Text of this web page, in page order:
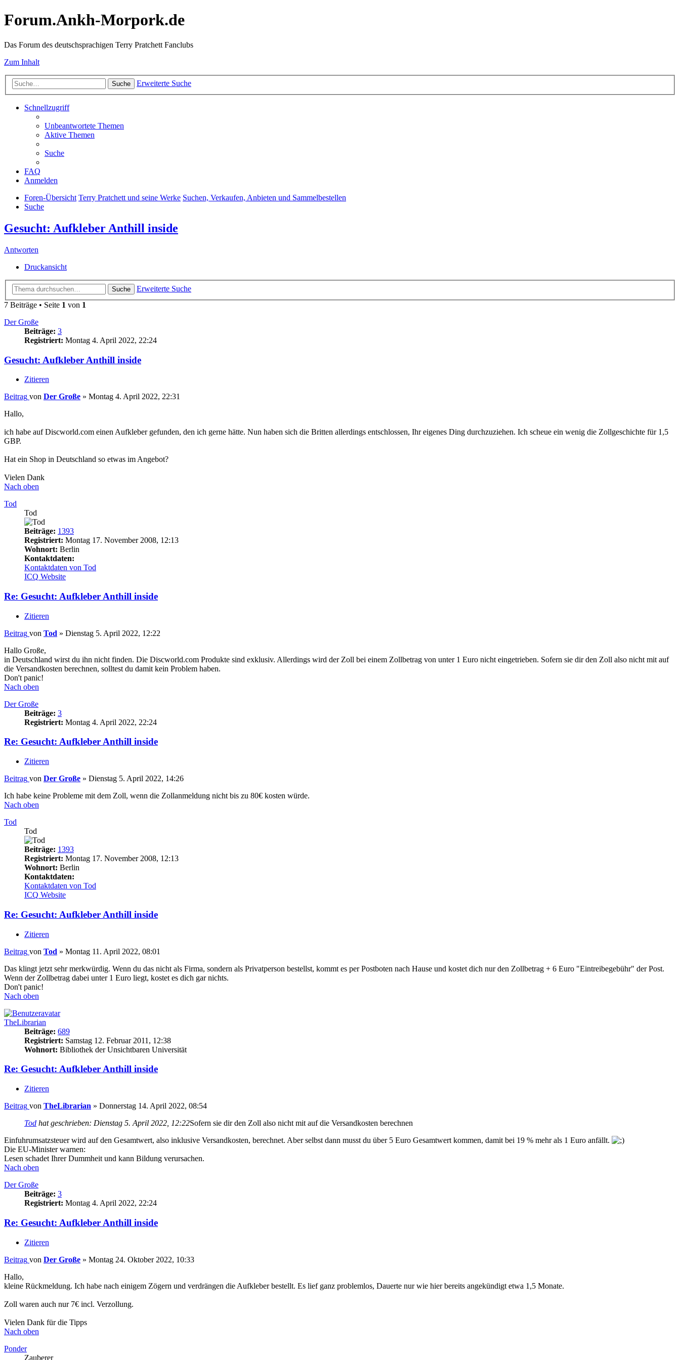
Forum.Ankh-Morpork.de
Das Forum des deutschsprachigen Terry Pratchett Fanclubs
Zum Inhalt
Suche Erweiterte Suche
Schnellzugriff
Unbeantwortete Themen
Aktive Themen
Suche
FAQ
Anmelden
Foren-Übersicht Terry Pratchett und seine Werke Suchen, Verkaufen, Anbieten und Sammelbestellen
Suche
Gesucht: Aufkleber Anthill inside
Antworten
Druckansicht
Suche
Erweiterte Suche
7 Beiträge • Seite 1 von 1
Der Große
Beiträge: 3
Registriert: Montag 4. April 2022, 22:24
Gesucht: Aufkleber Anthill inside
Zitieren
Beitrag von Der Große » Montag 4. April 2022, 22:31
Hallo,
ich habe auf Discworld.com einen Aufkleber gefunden, den ich gerne hätte. Nun haben sich die Britten allerdings entschlossen, Ihr eigenes Ding durchzuziehen. Ich scheue ein wenig die Zollgeschichte für 1,5
GBP.
Hat ein Shop in Deutschland so etwas im Angebot?
Vielen Dank
Nach oben
Tod
Tod
Beiträge: 1393
Registriert: Montag 17. November 2008, 12:13
Wohnort: Berlin
Kontaktdaten:
Kontaktdaten von Tod
ICQ Website
Re: Gesucht: Aufkleber Anthill inside
Zitieren
Beitrag von Tod » Dienstag 5. April 2022, 12:22
Hallo Große,
in Deutschland wirst du ihn nicht finden. Die Discworld.com Produkte sind exklusiv. Allerdings wird der Zoll bei einem Zollbetrag von unter 1 Euro nicht eingetrieben. Sofern sie dir den Zoll also nicht mit auf
die Versandkosten berechnen, solltest du damit kein Problem haben.
Don't panic!
Nach oben
Der Große
Beiträge: 3
Registriert: Montag 4. April 2022, 22:24
Re: Gesucht: Aufkleber Anthill inside
Zitieren
Beitrag von Der Große » Dienstag 5. April 2022, 14:26
Ich habe keine Probleme mit dem Zoll, wenn die Zollanmeldung nicht bis zu 80€ kosten würde.
Nach oben
Tod
Tod
Beiträge: 1393
Registriert: Montag 17. November 2008, 12:13
Wohnort: Berlin
Kontaktdaten:
Kontaktdaten von Tod
ICQ Website
Re: Gesucht: Aufkleber Anthill inside
Zitieren
Beitrag von Tod » Montag 11. April 2022, 08:01
Das klingt jetzt sehr merkwürdig. Wenn du das nicht als Firma, sondern als Privatperson bestellst, kommt es per Postboten nach Hause und kostet dich nur den Zollbetrag + 6 Euro "Eintreibegebühr" der Post.
Wenn der Zollbetrag dabei unter 1 Euro liegt, kostet es dich gar nichts.
Don't panic!
Nach oben
TheLibrarian
Beiträge: 689
Registriert: Samstag 12. Februar 2011, 12:38
Wohnort: Bibliothek der Unsichtbaren Universität
Re: Gesucht: Aufkleber Anthill inside
Zitieren
Beitrag von TheLibrarian » Donnerstag 14. April 2022, 08:54
Tod hat geschrieben: Dienstag 5. April 2022, 12:22Sofern sie dir den Zoll also nicht mit auf die Versandkosten berechnen
Einfuhrumsatzsteuer wird auf den Gesamtwert, also inklusive Versandkosten, berechnet. Aber selbst dann musst du über 5 Euro Gesamtwert kommen, damit bei 19 % mehr als 1 Euro anfällt.
Die EU-Minister warnen:
Lesen schadet Ihrer Dummheit und kann Bildung verursachen.
Nach oben
Der Große
Beiträge: 3
Registriert: Montag 4. April 2022, 22:24
Re: Gesucht: Aufkleber Anthill inside
Zitieren
Beitrag von Der Große » Montag 24. Oktober 2022, 10:33
Hallo,
kleine Rückmeldung. Ich habe nach einigem Zögern und verdrängen die Aufkleber bestellt. Es lief ganz problemlos, Dauerte nur wie hier bereits angekündigt etwa 1,5 Monate.
Zoll waren auch nur 7€ incl. Verzollung.
Vielen Dank für die Tipps
Nach oben
Ponder
Zauberer